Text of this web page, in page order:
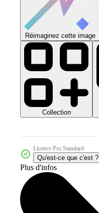
Réimaginez cette image
Collection
Licence Pro Standard
Qu'est-ce que c'est ?
Plus d'infos